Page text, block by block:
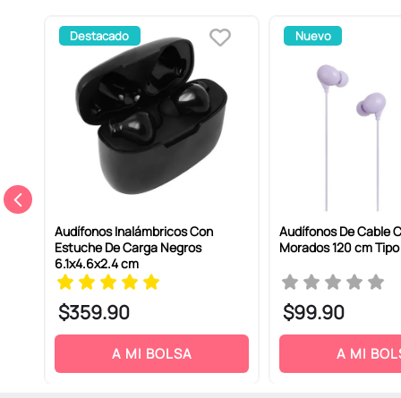
Tu nombre
Dirección de email
ENVIAR COMENTARIO
Destacado
Audífonos Inalámbricos Con
Estuche De Carga Negros
6.1x4.6x2.4 cm
$359.90
A MI BOLSA
Nuevo
Audífonos De Cable
Morados 120 cm
$99.90
A MI